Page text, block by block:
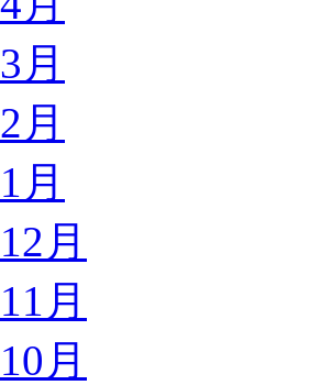
月
月
月
月
月
月